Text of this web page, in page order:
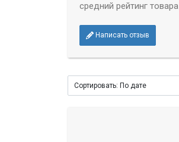
средний рейтинг товара
Написать отзыв